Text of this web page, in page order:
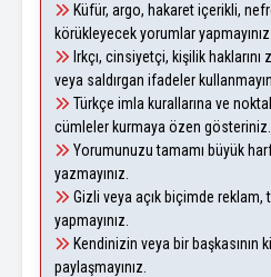
Küfür, argo, hakaret içerikli,
körükleyecek yorumlar yapmayınız.
Irkçı, cinsiyetçi, kişilik
veya saldırgan ifadeler
Türkçe imla kurallarına ve
cümleler kurmaya özen gösteriniz.
Yorumunuzu tamamı büyük
yazmayınız.
Gizli veya açık biçimde reklam,
yapmayınız.
Kendinizin veya bir başkasının
paylaşmayınız.